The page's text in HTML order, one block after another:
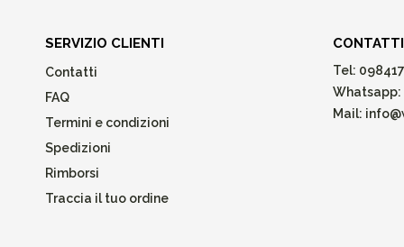
SERVIZIO CLIENTI
Contatti
FAQ
Termini e condizioni
Spedizioni
Rimborsi
Traccia il tuo ordine
CONTATTI
Tel:
Whatsapp:
Mail: